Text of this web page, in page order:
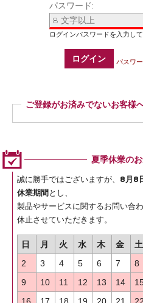
パスワード:
ログイン パスワ
ご登録がお済みでないお客様
ご登録いただくと商品ご購入の際、お届け先
夏季休業の
誠に勝手ではございますが、 8月8
休業期間 とし、
製品やサービスに関するお問い合
休止させていただきます。
日 月 火 水 木 金
土
2
3 4 5 6 7
8
9
10 11 12 13 14